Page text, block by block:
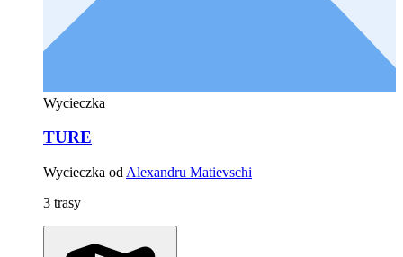
Wycieczka
TURE
Wycieczka od Alexandru Matievschi
3 trasy